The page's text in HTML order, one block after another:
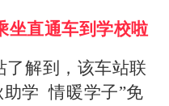
坐直通车到学校啦
了解到，该车站联
助学 情暖学子”免